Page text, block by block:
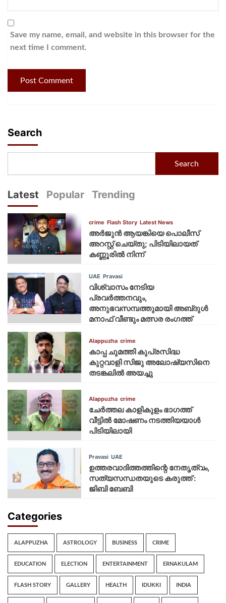
Save my name, email, and website in this browser for the
next time I comment.
Search
Search
Latest Popular Trending
crime Flash Story Latest News
അർജുൻ ആയങ്കിയെ പൊലീസ്
അറസ്റ്റ് ചെയ്‌തു; പിടിയിലായത്
കണ്ണൂരിൽ നിന്ന്
UAE Pravasi
വിശ്വാസം നേടിയ
പ്രവർത്തനവും,
അനുഭവസമ്പത്തുമായി അബ്‌ദുൾ
മനാഫ് വീണ്ടും മത്സര രംഗത്ത്
Alappuzha crime
കാപ്പ ചുമത്തി കുപ്രസിദ്ധ
കുറ്റവാളി സിജു അലോഷ്യസിനെ
തടങ്കലിൽ അയച്ചു
Alappuzha crime
ചേർത്തല കാളികുളം ഭാഗത്ത്
വീട്ടിൽ മോഷണം നടത്തിയയാൾ
പിടിയിലായി
Pravasi UAE
ഉത്തരവാദിത്തത്തിന്റെ നേതൃത്വം,
സത്യസന്ധതയുടെ കരുത്ത് :
ജിബി ബേബി
Categories
ALAPPUZHA ASTROLOGY BUSINESS CRIME
EDUCATION ELECTION ENTERTAINMENT ERNAKULAM
FLASH STORY GALLERY HEALTH IDUKKI INDIA